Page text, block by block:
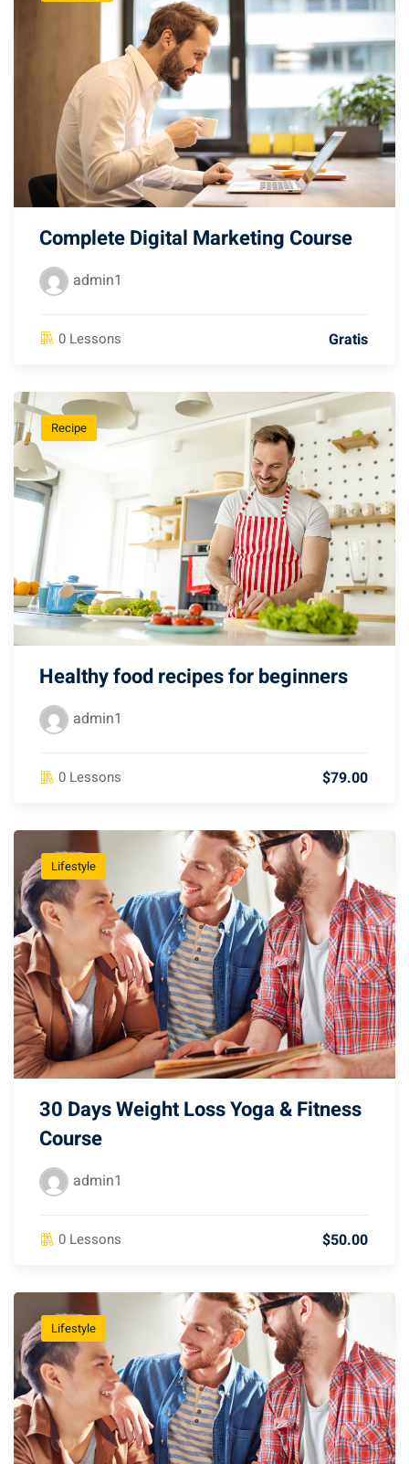
Complete Digital Marketing Course
admin1
0 Lessons Gratis
Recipe
Healthy food recipes for beginners
admin1
0 Lessons $79.00
Lifestyle
30 Days Weight Loss Yoga & Fitness
Course
admin1
0 Lessons $50.00
Lifestyle